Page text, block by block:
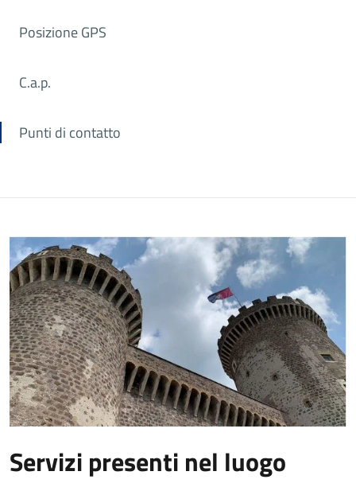
Posizione GPS
C.a.p.
Punti di contatto
Servizi presenti nel luogo